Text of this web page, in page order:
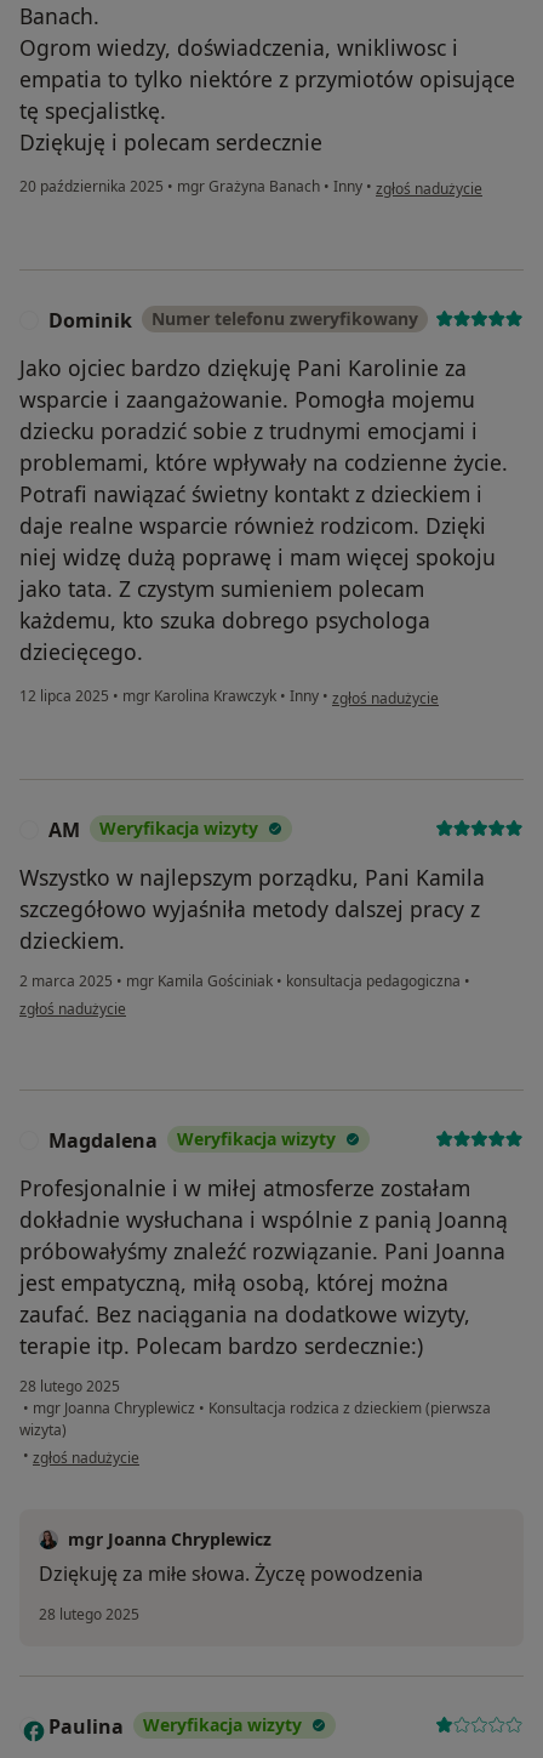
Banach.
Ogrom wiedzy, doświadczenia, wnikliwosc i
empatia to tylko niektóre z przymiotów opisujące
tę specjalistkę.
Dziękuję i polecam serdecznie
20 października 2025 • mgr Grażyna Banach • Inny • w opinii użytkownika
zgłoś nadużycie
Dominik Numer telefonu zweryfikowany
Jako ojciec bardzo dziękuję Pani Karolinie za
wsparcie i zaangażowanie. Pomogła mojemu
dziecku poradzić sobie z trudnymi emocjami i
problemami, które wpływały na codzienne życie.
Potrafi nawiązać świetny kontakt z dzieckiem i
daje realne wsparcie również rodzicom. Dzięki
niej widzę dużą poprawę i mam więcej spokoju
jako tata. Z czystym sumieniem polecam
każdemu, kto szuka dobrego psychologa
dziecięcego.
12 lipca 2025 • mgr Karolina Krawczyk • Inny • w opinii użytkownika Dominik
zgłoś nadużycie
AM Weryfikacja wizyty
Wszystko w najlepszym porządku, Pani Kamila
szczegółowo wyjaśniła metody dalszej pracy z
dzieckiem.
2 marca 2025 • mgr Kamila Gościniak • konsultacja pedagogiczna •
w opinii użytkownika AM
zgłoś nadużycie
Magdalena Weryfikacja wizyty
Profesjonalnie i w miłej atmosferze zostałam
dokładnie wysłuchana i wspólnie z panią Joanną
próbowałyśmy znaleźć rozwiązanie. Pani Joanna
jest empatyczną, miłą osobą, której można
zaufać. Bez naciągania na dodatkowe wizyty,
terapie itp. Polecam bardzo serdecznie:)
28 lutego 2025
• mgr Joanna Chryplewicz • Konsultacja rodzica z dzieckiem (pierwsza
wizyta)
• w opinii użytkownika Magdalena
zgłoś nadużycie
mgr Joanna Chryplewicz
Dziękuję za miłe słowa. Życzę powodzenia
28 lutego 2025
P Paulina Weryfikacja wizyty